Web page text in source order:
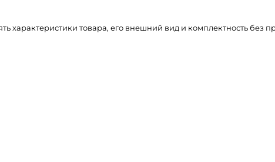
характеристики товара, его внешний вид и комплектность без